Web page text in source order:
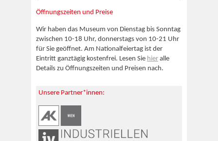
Öffnungszeiten und Preise
Wir haben das Museum von Dienstag bis Sonntag
zwischen 10-18 Uhr, donnerstags von 10-21 Uhr
für Sie geöffnet. Am Nationalfeiertag ist der
Eintritt ganztägig kostenfrei. Lesen Sie hier alle
Details zu Öffnungszeiten und Preisen nach.
Unsere Partner*innen: